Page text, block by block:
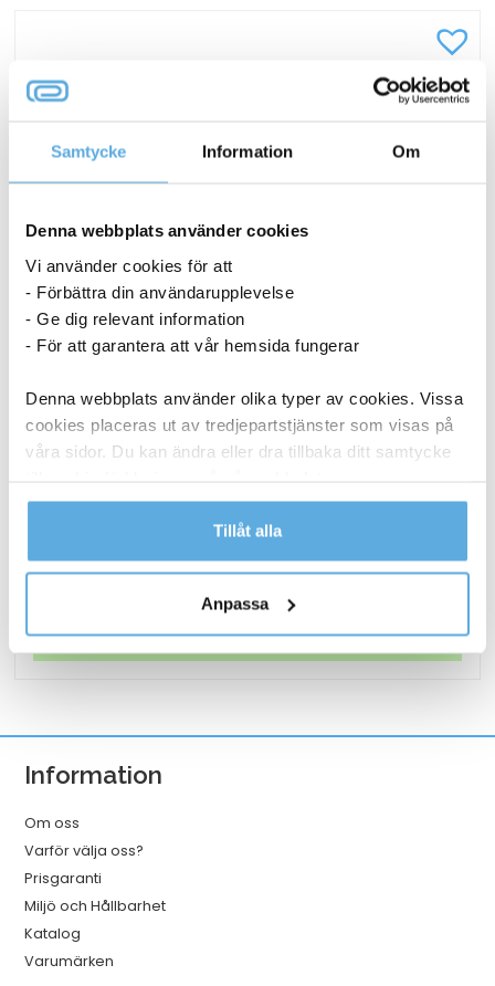
Samtycke Information Om
Denna webbplats använder cookies
Vi använder cookies för att
- Förbättra din användarupplevelse
- Ge dig relevant information
- För att garantera att vår hemsida fungerar
Denna webbplats använder olika typer av cookies. Vissa
cookies placeras ut av tredjepartstjänster som visas på
våra sidor. Du kan ändra eller dra tillbaka ditt samtycke
Läs mer i vår integritetspolicy om vilka vi är, hur du
kontaktar oss och på vilket sätt vi behandlar
Tillåt alla
Anpassa
1 436,25kr
Papperspåse
nr
4
mm
mängd
I lager
Information
Om oss
Varför välja oss?
Prisgaranti
Miljö och Hållbarhet
Katalog
Varumärken